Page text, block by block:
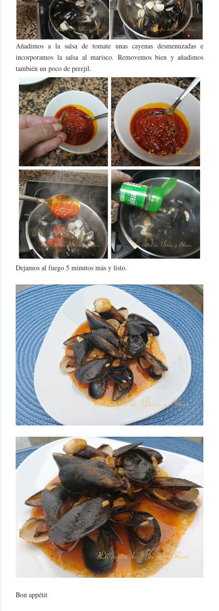
Añadimos a la salsa de tomate unas cayenas desmenuzadas e
incorporamos la salsa al marisco. Removemos bien y añadimos
también un poco de perejil.
Dejamos al fuego 5 minutos más y listo.
Bon appétit